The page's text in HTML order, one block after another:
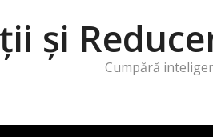
și
Cumpără